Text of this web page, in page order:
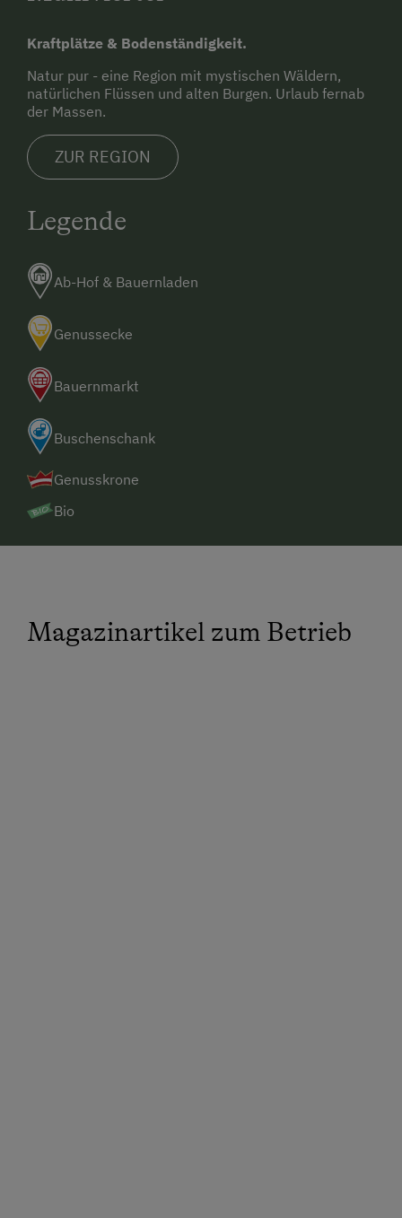
Kraftplätze & Bodenständigkeit.
Natur pur - eine Region mit mystischen Wäldern,
natürlichen Flüssen und alten Burgen. Urlaub fernab
der Massen.
ZUR REGION
Legende
Ab-Hof & Bauernladen
Genussecke
Bauernmarkt
Buschenschank
Genusskrone
Bio
Magazinartikel zum Betrieb